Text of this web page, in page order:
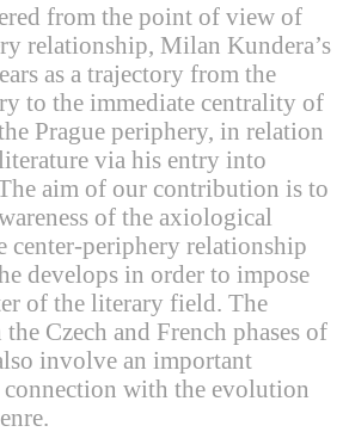
from the point of view of
relationship, Milan Kundera’s
as a trajectory from the
to the immediate centrality of
Prague periphery, in relation
via his entry into
aim of our contribution is to
of the axiological
center-periphery relationship
develops in order to impose
of the literary field. The
Czech and French phases of
involve an important
connection with the evolution